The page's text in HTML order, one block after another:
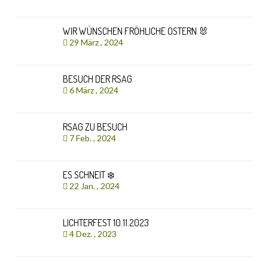
WIR WÜNSCHEN FRÖHLICHE OSTERN 🐰
29 März , 2024
BESUCH DER RSAG
6 März , 2024
RSAG ZU BESUCH
7 Feb. , 2024
ES SCHNEIT ❄️
22 Jan. , 2024
LICHTERFEST 10.11.2023
4 Dez. , 2023